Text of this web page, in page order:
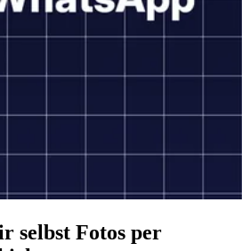
selbst Fotos per